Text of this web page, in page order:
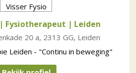
Fysiotherapeut | Leiden
20 a, 2313 GG, Leiden
Leiden - "Continu in beweging"